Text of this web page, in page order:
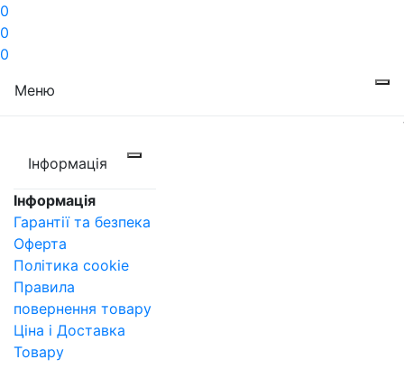
0
0
0
Меню
Інформація
Інформація
Гарантії та безпека
Оферта
Політика cookie
Правила
повернення товару
Ціна і Доставка
Товару